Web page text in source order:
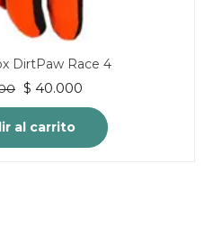
DirtPaw Race 4
El
precio
original
era:
$ 40.000
precio
actual
es:
al carrito